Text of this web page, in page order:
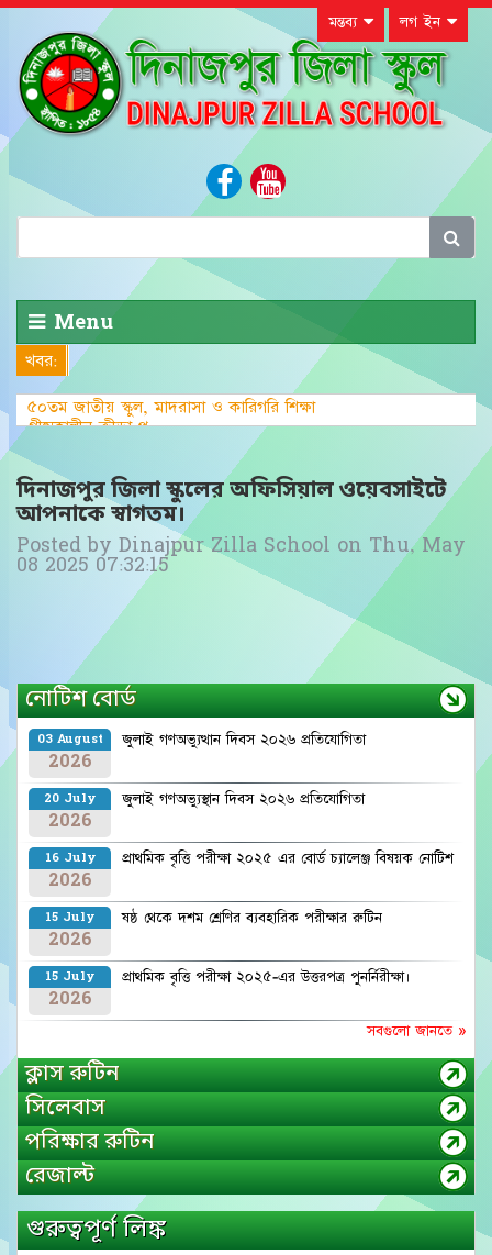
মন্তব্য লগ ইন
Menu
খবর:
৫০তম জাতীয় স্কুল, মাদরাসা ও কারিগরি শিক্ষা
গ্রীষ্মকালীন ক্রীড়া প্রতিযোগিতা-২০২
দিনাজপুর জিলা স্কুলের অফিসিয়াল ওয়েবসাইটে
আপনাকে স্বাগতম।
Posted by Dinajpur Zilla School on Thu, May
08 2025 07:32:15
নোটিশ বোর্ড
03 August
2026
জুলাই গণঅভ্যুত্থান দিবস ২০২৬ প্রতিযোগিতা
20 July
2026
জুলাই গণঅভ্যুস্থান দিবস ২০২৬ প্রতিযোগিতা
16 July
2026
প্রাথমিক বৃত্তি পরীক্ষা ২০২৫ এর বোর্ড চ্যালেঞ্জ বিষয়ক নোটিশ
15 July
2026
ষষ্ঠ থেকে দশম শ্রেণির ব্যবহারিক পরীক্ষার রুটিন
15 July
2026
প্রাথমিক বৃত্তি পরীক্ষা ২০২৫-এর উত্তরপত্র পুনর্নিরীক্ষা।
সবগুলো জানতে »
ক্লাস রুটিন
সিলেবাস
পরিক্ষার রুটিন
রেজাল্ট
গুরুত্বপূর্ণ লিঙ্ক